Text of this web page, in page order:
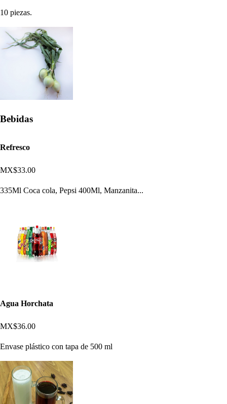
10 piezas.
Bebidas
Refresco
MX$33.00
335Ml Coca cola, Pepsi 400Ml, Manzanita...
Agua Horchata
MX$36.00
Envase plástico con tapa de 500 ml